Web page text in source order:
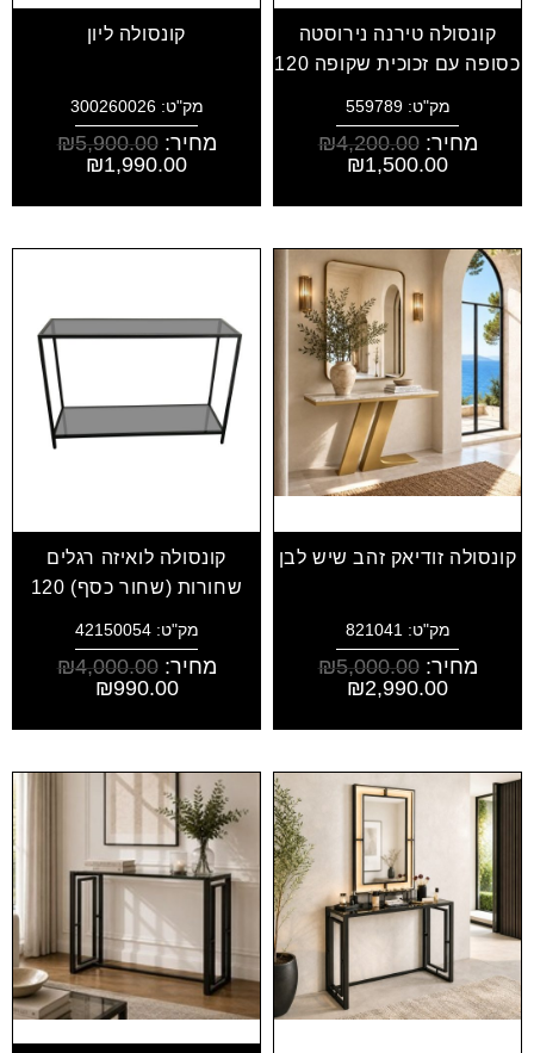
קונסולה טירנה נירוסטה
כסופה עם זכוכית שקופה 120
מק"ט: 559789
מחיר: ₪4,200.00
₪1,500.00
קונסולה ליון
מק"ט: 300260026
מחיר: ₪5,900.00
₪1,990.00
קונסולה זודיאק זהב שיש לבן
מק"ט: 821041
מחיר: ₪5,000.00
₪2,990.00
קונסולה לואיזה רגלים
שחורות (שחור כסף) 120
מק"ט: 42150054
מחיר: ₪4,000.00
₪990.00